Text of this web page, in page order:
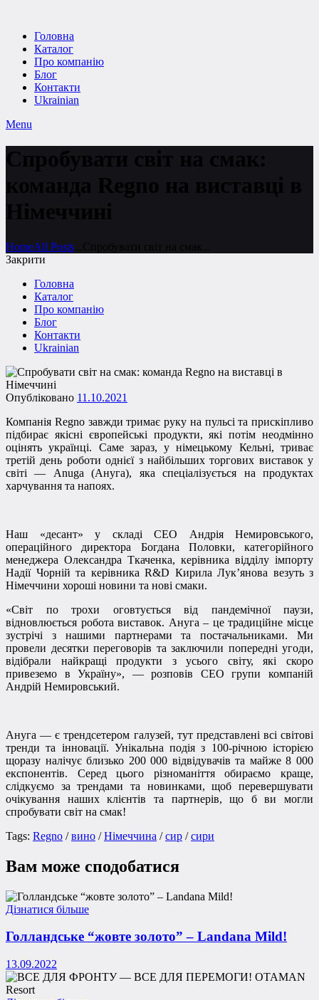
Головна
Каталог
Про компанію
Блог
Контакти
Ukrainian
Menu
Спробувати світ на смак:
команда Regno на виставці в
Німеччині
HomeAll Posts
Спробувати світ на смак...
Закрити
Головна
Каталог
Про компанію
Блог
Контакти
Ukrainian
Опубліковано 11.10.2021
Компанія Regno завжди тримає руку на пульсі та прискіпливо
підбирає якісні європейські продукти, які потім неодмінно
оцінять українці. Саме зараз, у німецькому Кельні, триває
третій день роботи однієї з найбільших торгових виставок у
світі — Anuga (Ануга), яка спеціалізується на продуктах
харчування та напоях.
Наш «десант» у складі СЕО Андрія Немировського,
операційного директора Богдана Половки, категорійного
менеджера Олександра Ткаченка, керівника відділу імпорту
Надії Чорній та керівника R&D Кирила Лук’янова везуть з
Німеччини хороші новини та нові смаки.
«Світ по трохи оговтується від пандемічної паузи,
відновлюється робота виставок. Ануга – це традиційне місце
зустрічі з нашими партнерами та постачальниками. Ми
провели десятки переговорів та заключили попередні угоди,
відібрали найкращі продукти з усього світу, які скоро
привеземо в Україну», — розповів СЕО групи компаній
Андрій Немировський.
Ануга — є трендсетером галузей, тут представлені всі світові
тренди та інновації. Унікальна подія з 100-річною історією
щоразу налічує близько 200 000 відвідувачів та майже 8 000
експонентів. Серед цього різноманіття обираємо краще,
слідкуємо за трендами та новинками, щоб перевершувати
очікування наших клієнтів та партнерів, що б ви могли
спробувати світ на смак!
Tags: Regno /вино /Німеччина /сир /сири
Вам може сподобатися
Дізнатися більше
Голландське “жовте золото” – Landana Mild!
13.09.2022